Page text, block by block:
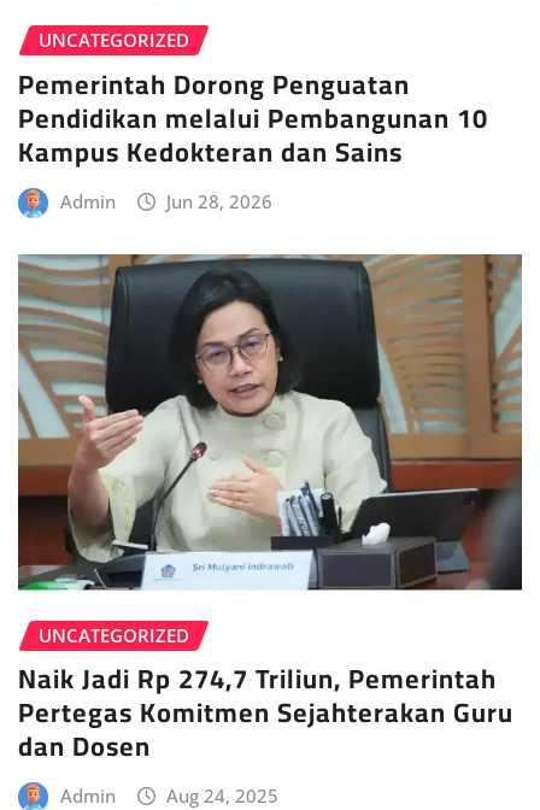
UNCATEGORIZED
Pemerintah Dorong Penguatan
Pendidikan melalui Pembangunan 10
Kampus Kedokteran dan Sains
Admin Jun 28, 2026
UNCATEGORIZED
Naik Jadi Rp 274,7 Triliun, Pemerintah
Pertegas Komitmen Sejahterakan Guru
dan Dosen
Admin Aug 24, 2025